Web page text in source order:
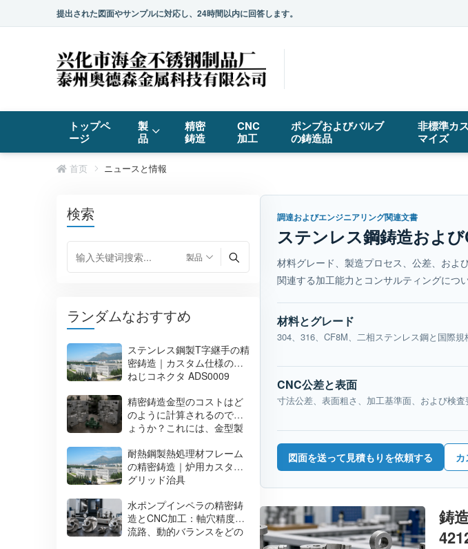
提出された図面やサンプルに対応し、24時間以内に回答します。
トップペ
ージ
製
品
精密
鋳造
CNC
加工
ポンプおよびバルブ
の鋳造品
非標準カ
マイズ
首页 ニュースと情報
検索
ランダムなおすすめ
ステンレス鋼製T字継手の精
密鋳造｜カスタム仕様の内
ねじコネクタ ADS0009
精密鋳造金型のコストはど
のように計算されるのでし
ょうか？これには、金型製
び量産コストが含まれま
す。
耐熱鋼製熱処理材フレーム
の精密鋳造｜炉用カスタム
グリッド治具
水ポンプインペラの精密鋳
造とCNC加工：軸穴精度、
流路、動的バランスをどの
調達およびエンジニアリング関連文書
ステンレス鋼鋳造およ
材料グレード、製造プロセス、公差、およ
関連する加工能力とコンサルティングにつ
材料とグレード
304、316、CF8M、二相ステンレス鋼と国際規
CNC公差と表面
寸法公差、表面粗さ、加工基準面、および検査
図面を送って見積もりを依頼する
鋳